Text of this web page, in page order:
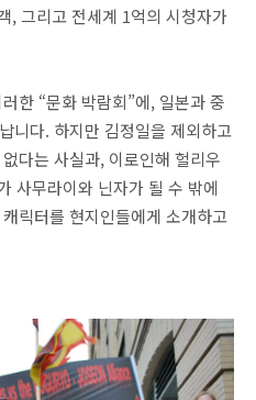
, 그리고 전세계 1억의 시청자가
한 “문화 박람회”에, 일본과 중
니다. 하지만 김정일을 제외하고
다는 사실과, 이로인해 헐리우
사무라이와 닌자가 될 수 밖에
릭터를 현지인들에게 소개하고